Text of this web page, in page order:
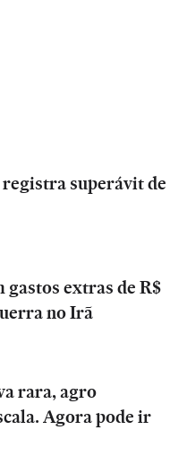
superávit de
extras de R$
no Irã
rara, agro
Agora pode ir